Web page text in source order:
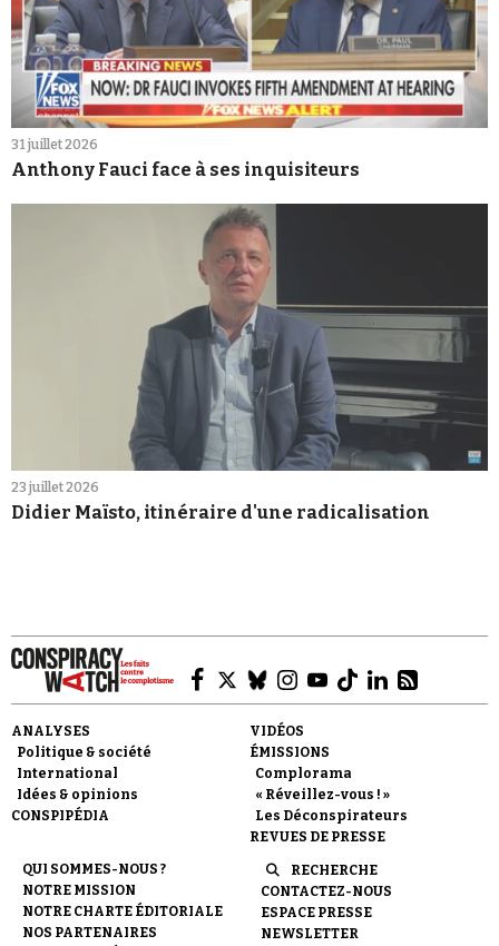
31 juillet 2026
Anthony Fauci face à ses inquisiteurs
23 juillet 2026
Didier Maïsto, itinéraire d'une radicalisation
ANALYSES
Politique & société
International
Idées & opinions
CONSPIPÉDIA
VIDÉOS
ÉMISSIONS
Complorama
« Réveillez-vous ! »
Les Déconspirateurs
REVUES DE PRESSE
QUI SOMMES-NOUS ?
NOTRE MISSION
NOTRE CHARTE ÉDITORIALE
NOS PARTENAIRES
RECHERCHE
CONTACTEZ-NOUS
ESPACE PRESSE
NEWSLETTER